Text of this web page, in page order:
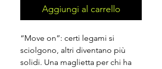
Aggiungi al carrello
“Move on”: certi legami si
sciolgono, altri diventano più
solidi. Una maglietta per chi ha